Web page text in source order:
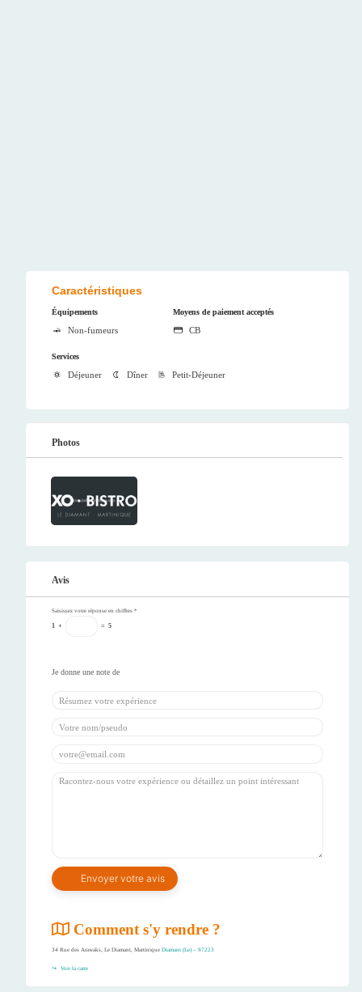
Caractéristiques
Équipements
Non-fumeurs
Moyens de paiement acceptés
CB
Services
Déjeuner Dîner Petit-Déjeuner
Photos
Avis
Saisissez votre réponse en chiffres *
1 + = 5
Comment s'y rendre ?
34 Rue des Arawaks, Le Diamant, Martinique Diamant (Le) – 97223
Voir la carte